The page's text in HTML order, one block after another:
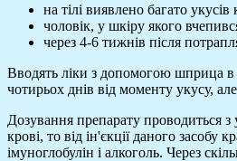
на тілі виявлено багато укусів
чоловік, у шкіру якого
через 4-6 тижнів після
Вводять ліки з допомогою шприца в
чотирьох днів від моменту укусу,
Дозування препарату проводиться
крові, то від ін'єкції даного засобу
імуноглобулін і алкоголь. Через